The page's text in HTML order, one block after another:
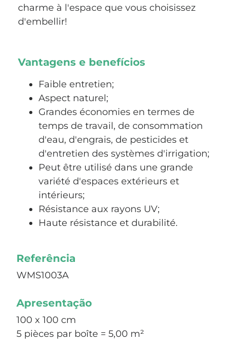
charme à l'espace que vous choisissez
d'embellir!
Vantagens e benefícios
Faible entretien;
Aspect naturel;
Grandes économies en termes de
temps de travail, de consommation
d'eau, d'engrais, de pesticides et
d'entretien des systèmes d'irrigation;
Peut être utilisé dans une grande
variété d'espaces extérieurs et
intérieurs;
Résistance aux rayons UV;
Haute résistance et durabilité.
Referência
WMS1003A
Apresentação
100 x 100 cm
5 pièces par boîte = 5,00 m²